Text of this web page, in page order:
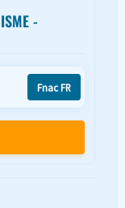
-
Fnac FR